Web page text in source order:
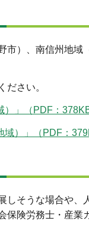
市）、南信州地
ださい。
）」（PDF：378KB
域）」（PDF：
しそうな場合や
保険労務士・産